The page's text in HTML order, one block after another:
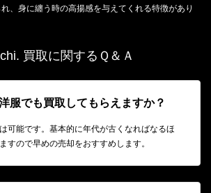
、身に纏う時の高揚感を与えてくれる特徴があり
買取に関するＱ＆Ａ
服でも買取してもらえますか？
可能です。基本的に年代が古くなればなるほ
すので早めの売却をおすすめします。